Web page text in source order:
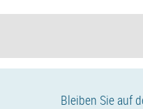
Bleiben Sie auf